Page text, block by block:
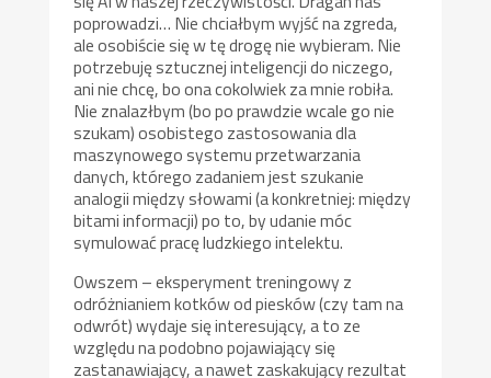
poprowadzi… Nie chciałbym wyjść na zgreda,
ale osobiście się w tę drogę nie wybieram. Nie
potrzebuję sztucznej inteligencji do niczego,
ani nie chcę, bo ona cokolwiek za mnie robiła.
Nie znalazłbym (bo po prawdzie wcale go nie
szukam) osobistego zastosowania dla
maszynowego systemu przetwarzania
danych, którego zadaniem jest szukanie
analogii między słowami (a konkretniej: między
bitami informacji) po to, by udanie móc
symulować pracę ludzkiego intelektu.
Owszem – eksperyment treningowy z
odróżnianiem kotków od piesków (czy tam na
odwrót) wydaje się interesujący, a to ze
względu na podobno pojawiający się
zastanawiający, a nawet zaskakujący rezultat